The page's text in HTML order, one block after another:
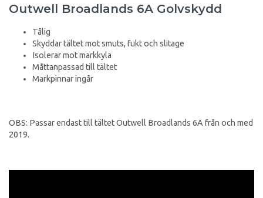
Outwell Broadlands 6A Golvskydd
Tålig
Skyddar tältet mot smuts, fukt och slitage
Isolerar mot markkyla
Måttanpassad till tältet
Markpinnar ingår
OBS: Passar endast till tältet Outwell Broadlands 6A från och med
2019.